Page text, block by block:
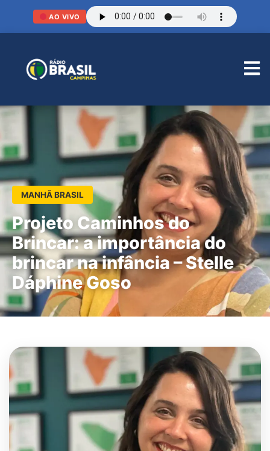
AO VIVO
MANHÃ BRASIL
Projeto Caminhos do
Brincar: a importância do
brincar na infância – Stelle
Dáphine Goso